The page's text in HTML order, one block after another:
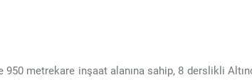
metrekare inşaat alanına sahip, 8 derslikli